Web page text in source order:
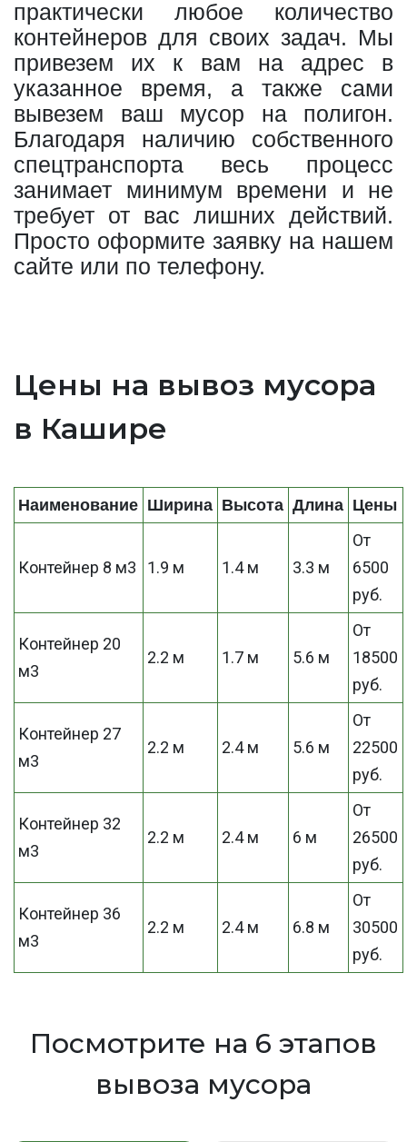
практически любое количество
контейнеров для своих задач. Мы
привезем их к вам на адрес в
указанное время, а также сами
вывезем ваш мусор на полигон.
Благодаря наличию собственного
спецтранспорта весь процесс
занимает минимум времени и не
требует от вас лишних действий.
Просто оформите заявку на нашем
сайте или по телефону.
Цены на вывоз мусора
в Кашире
Наименование Ширина Высота Длина Цены
Контейнер 8 м3 1.9 м 1.4 м 3.3 м
От
6500
руб.
Контейнер 20
м3
2.2 м 1.7 м 5.6 м
От
18500
руб.
Контейнер 27
м3
2.2 м 2.4 м 5.6 м
От
22500
руб.
Контейнер 32
м3
2.2 м 2.4 м 6 м
От
26500
руб.
Контейнер 36
м3
2.2 м 2.4 м 6.8 м
От
30500
руб.
Посмотрите на 6 этапов
вывоза мусора